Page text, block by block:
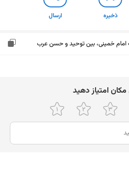
ذخیره ارسال
امام خمینی، بین توحید و حسن عرب
اﻣﺘﯿﺎز دﻫﯿﺪ